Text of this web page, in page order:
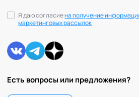
Есть вопросы или предложения?
Я даю согласиена получение
маркетинговых рассылок